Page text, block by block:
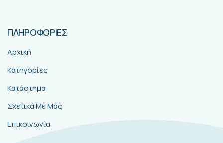
ΠΛΗΡΟΦΟΡΙΕΣ
Αρχική
Κατηγορίες
Κατάστημα
Σχετικά Με Μας
Επικοινωνία